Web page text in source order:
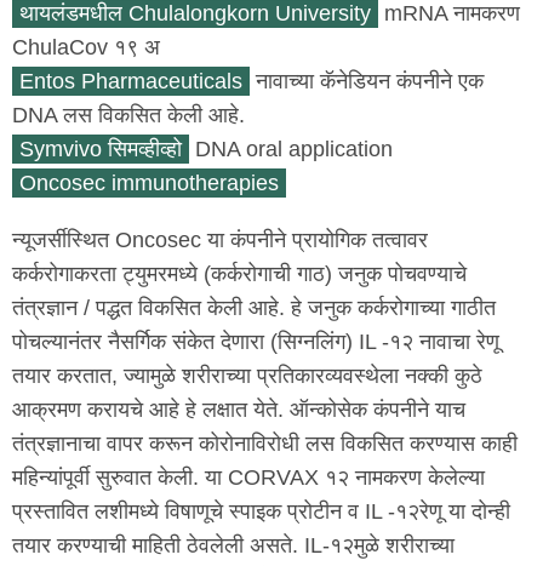
थायलंडमधील Chulalongkorn University mRNA नामकरण
ChulaCov १९ अ
Entos Pharmaceuticals नावाच्या कॅनेडियन कंपनीने एक
DNA लस विकसित केली आहे.
Symvivo सिमव्हीव्हो DNA oral application
Oncosec immunotherapies
न्यूजर्सीस्थित Oncosec या कंपनीने प्रायोगिक तत्वावर
कर्करोगाकरता ट्युमरमध्ये (कर्करोगाची गाठ) जनुक पोचवण्याचे
तंत्रज्ञान / पद्धत विकसित केली आहे. हे जनुक कर्करोगाच्या गाठीत
पोचल्यानंतर नैसर्गिक संकेत देणारा (सिग्नलिंग) IL -१२ नावाचा रेणू
तयार करतात, ज्यामुळे शरीराच्या प्रतिकारव्यवस्थेला नक्की कुठे
आक्रमण करायचे आहे हे लक्षात येते. ऑन्कोसेक कंपनीने याच
तंत्रज्ञानाचा वापर करून कोरोनाविरोधी लस विकसित करण्यास काही
महिन्यांपूर्वी सुरुवात केली. या CORVAX १२ नामकरण केलेल्या
प्रस्तावित लशीमध्ये विषाणूचे स्पाइक प्रोटीन व IL -१२रेणू या दोन्ही
तयार करण्याची माहिती ठेवलेली असते. IL-१२मुळे शरीराच्या